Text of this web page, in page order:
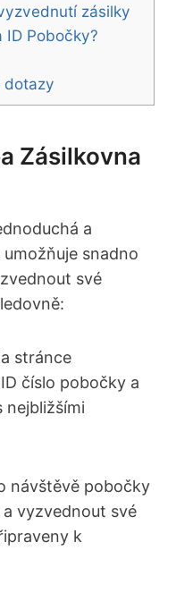
zásilky
Pobočky?
dotazy
Zásilkovna
a
snadno
své
stránce
číslo pobočky a
nejbližšími
návštěvě pobočky
vyzvednout své
k